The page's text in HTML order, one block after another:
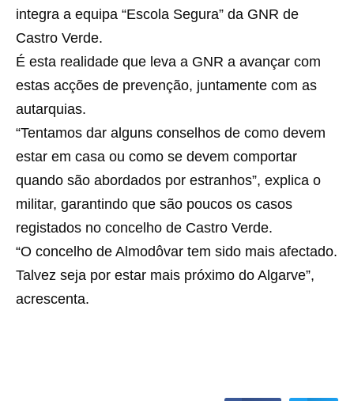
integra a equipa “Escola Segura” da GNR de
Castro Verde.
É esta realidade que leva a GNR a avançar com
estas acções de prevenção, juntamente com as
autarquias.
“Tentamos dar alguns conselhos de como devem
estar em casa ou como se devem comportar
quando são abordados por estranhos”, explica o
militar, garantindo que são poucos os casos
registados no concelho de Castro Verde.
“O concelho de Almodôvar tem sido mais afectado.
Talvez seja por estar mais próximo do Algarve”,
acrescenta.